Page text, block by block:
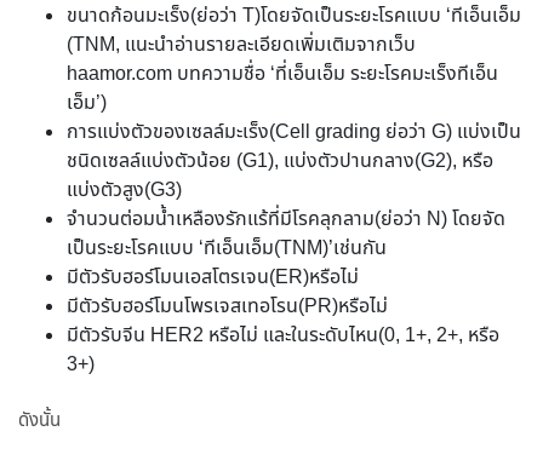
ขนาดก้อนมะเร็ง(ย่อว่า T)โดยจัดเป็นระยะโรคแบบ ‘ทีเอ็นเอ็ม
(TNM, แนะนำอ่านรายละเอียดเพิ่มเติมจากเว็บ
haamor.com บทความชื่อ ‘ที่เอ็นเอ็ม ระยะโรคมะเร็งทีเอ็น
เอ็ม’)
การแบ่งตัวของเซลล์มะเร็ง(Cell grading ย่อว่า G) แบ่งเป็น
ชนิดเซลล์แบ่งตัวน้อย (G1), แบ่งตัวปานกลาง(G2), หรือ
แบ่งตัวสูง(G3)
จำนวนต่อมน้ำเหลืองรักแร้ที่มีโรคลุกลาม(ย่อว่า N) โดยจัด
เป็นระยะโรคแบบ ‘ทีเอ็นเอ็ม(TNM)’เช่นกัน
มีตัวรับฮอร์โมนเอสโตรเจน(ER)หรือไม่
มีตัวรับฮอร์โมนโพรเจสเทอโรน(PR)หรือไม่
มีตัวรับจีน HER2 หรือไม่ และในระดับไหน(0, 1+, 2+, หรือ
3+)
ดังนั้น